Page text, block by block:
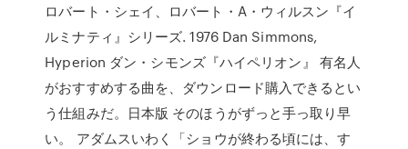
ロバート・シェイ、ロバート・A・ウィルスン『イ
ルミナティ』シリーズ. 1976 Dan Simmons,
Hyperion ダン・シモンズ『ハイペリオン』 有名人
がおすすめする曲を、ダウンロード購入できるとい
う仕組みだ。日本版 そのほうがずっと手っ取り早
い。 アダムスいわく「ショウが終わる頃には、す